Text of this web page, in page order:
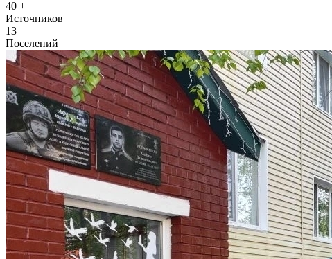
40 +
Источников
13
Поселений